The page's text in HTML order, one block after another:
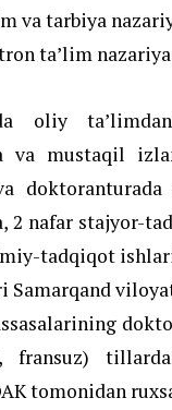
va tarbiya
ta’lim
oliy
va mustaqil
2 nafar stajyor-
tadqiqot
Samarqand
fransuz)
tomonidan